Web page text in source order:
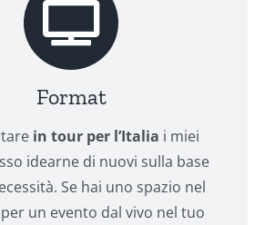
Format
in tour per l’Italia i miei
idearne di nuovi sulla base
Se hai uno spazio nel
un evento dal vivo nel tuo